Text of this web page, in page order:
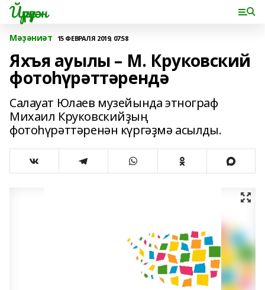
Йүрүҙән
Мәҙәниәт 15 ФЕВРАЛЯ 2019, 07:58
Яхъя ауылы – М. Круковский
фотоһүрәттәрендә
Салауат Юлаев музейында этнограф
Михаил Круков­скийҙың
фотоһүрәттәренән күргәҙмә асылды.